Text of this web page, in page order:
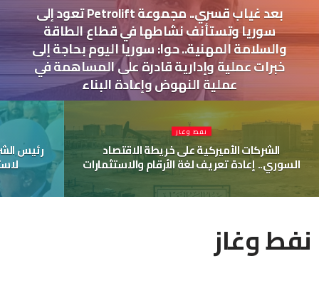
بعد غياب قسري.. مجموعة Petrolift تعود إلى
سوريا وتستأنف نشاطها في قطاع الطاقة
والسلامة المهنية.. حوا: سوريا اليوم بحاجة إلى
خبرات عملية وإدارية قادرة على المساهمة في
عملية النهوض وإعادة البناء
نفط وغاز
الشركات الأميركية على خريطة الاقتصاد
السوري.. إعادة تعريف لغة الأرقام والاستثمارات
رئيس
نفط وغاز